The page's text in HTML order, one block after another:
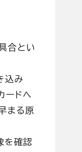
合とい
込み
ードへ
まる原
を確認